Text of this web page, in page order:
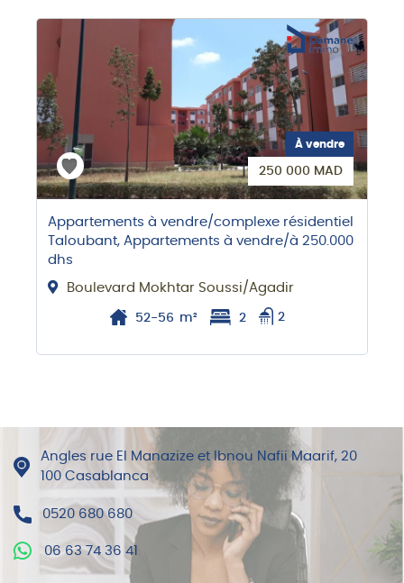
À vendre
250 000 MAD
Appartements à vendre/complexe résidentiel
Taloubant, Appartements à vendre/à 250.000
dhs
Boulevard Mokhtar Soussi/Agadir
52-56 m² 2 2
Angles rue El Manazize et Ibnou Nafii Maarif, 20
100 Casablanca
0520 680 680
06 63 74 36 41